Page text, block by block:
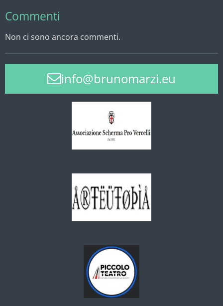
Commenti
Non ci sono ancora commenti.
info@brunomarzi.eu